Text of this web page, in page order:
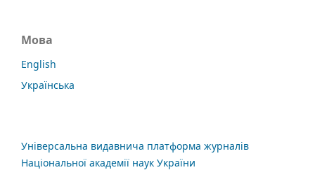
Мова
English
Українська
Універсальна видавнича платформа журналів
Національної академії наук України